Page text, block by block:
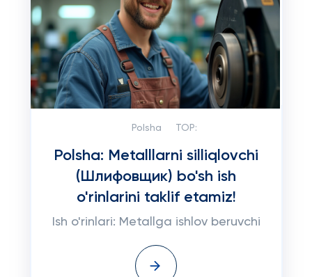
Polsha TOP:
Polsha: Metalllarni silliqlovchi
(Шлифовщик) bo'sh ish
o'rinlarini taklif etamiz!
Ish o'rinlari: Metallga ishlov beruvchi